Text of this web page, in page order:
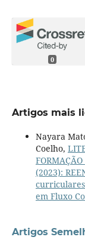
0
Artigos mais
Nayara
Coelho,
FORMAÇÃO
(2023):
em Fluxo
Artigos